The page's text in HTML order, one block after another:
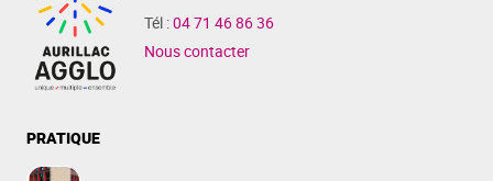
Tél :04 71 46 86 36
Nous contacter
PRATIQUE